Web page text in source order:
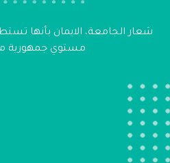
شعار الجامعة، الايمان بأنها
مستوي جمهورية